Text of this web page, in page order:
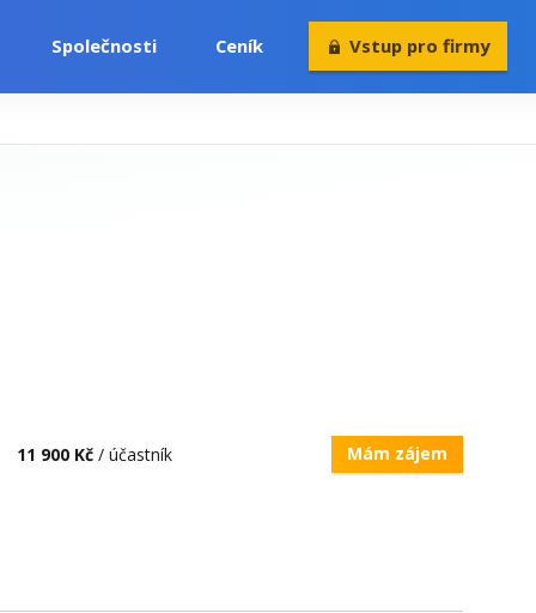
Společnosti Ceník Vstup pro firmy
11 900 Kč / účastník Mám zájem